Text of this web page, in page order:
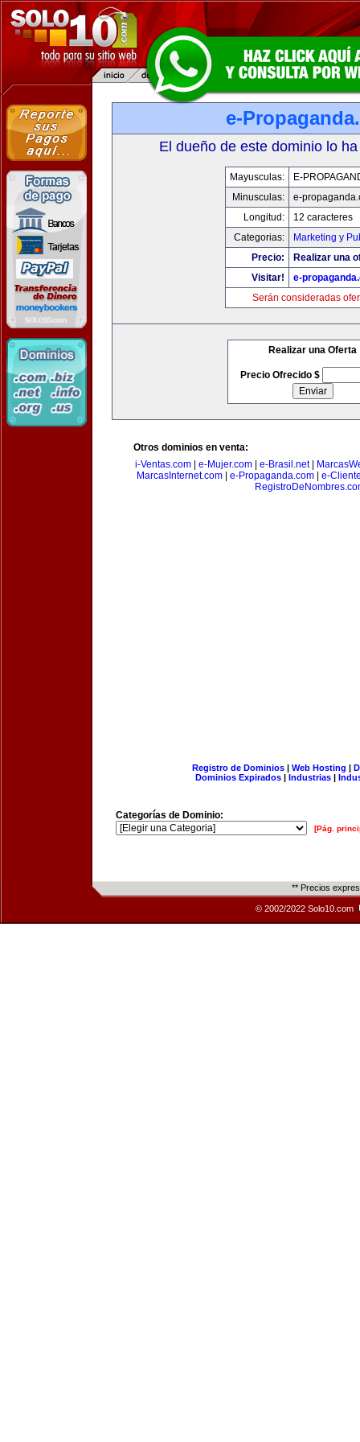
e-
El dueño de este dominio lo
Mayusculas:
E-
Minusculas:
e-
Longitud:
12 caracteres
Categorias:
Marketing y
Precio:
Realizar una
Visitar!
e-
Serán consideradas
Realizar una Oferta
Precio Ofrecido $
Otros dominios en venta:
i-Ventas.com
e-Mujer.com e-Brasil.net|
MarcasInternet.com| e-Propaganda.com| e-
Registro de Dominios| Web Hosting |
Dominios Expirados | Industrias |
Categorías de Dominio:
[Pág.
** Precios
© 2002/2022 Solo10.com